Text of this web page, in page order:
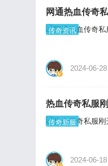
网通热血传奇
传奇资讯
2024-06-28
热血传奇私服
传奇新服
2024-06-18